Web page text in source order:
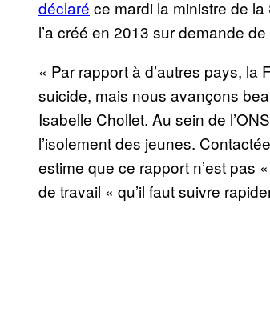
déclaré ce mardi la ministre de
l’a créé en 2013 sur demande
« Par rapport à d’autres pays,
suicide, mais nous avançons
Isabelle Chollet. Au sein de
l’isolement des jeunes.
estime que ce rapport n’est pas
de travail « qu’il faut suivre